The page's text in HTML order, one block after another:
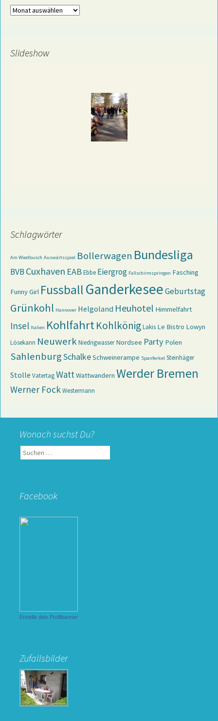
Archiv
Slideshow
Schlagwörter
Am Wiedbusch Auswärtsspiel Bollerwagen Bundesliga
BVBCuxhaven EABEbbe Eiergrog Fallschirmspringen Fasching
Funny Girl FussballGanderkeseeGeburtstag
Grünkohl Hannover Helgoland Heuhotel Himmelfahrt
Insel Italien KohlfahrtKohlkönigLakis Le Bistro Lowyn
Lösekann NeuwerkNiedrigwasser Nordsee Party Polen
SahlenburgSchalkeSchweinerampe Spanferkel Steinhäger
Stolle VatertagWattWattwandern Werder Bremen
Werner FockWestermann
Wonach suchst Du?
Suchen
nach:
Facebook
Erstelle dein Profilbanner
Zufallsbilder